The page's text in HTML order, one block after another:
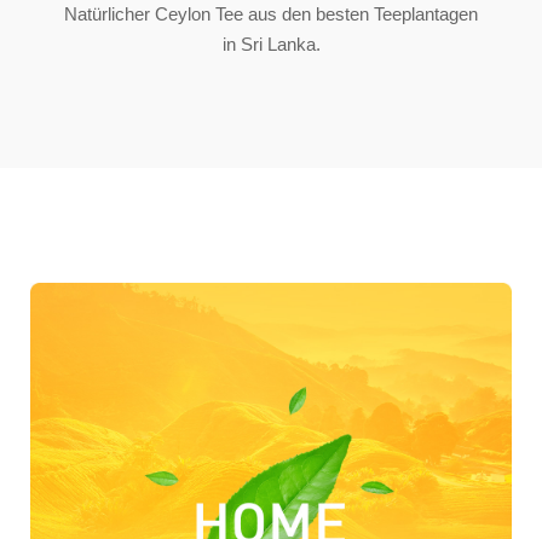
Natürlicher Ceylon Tee aus den besten Teeplantagen
in Sri Lanka.